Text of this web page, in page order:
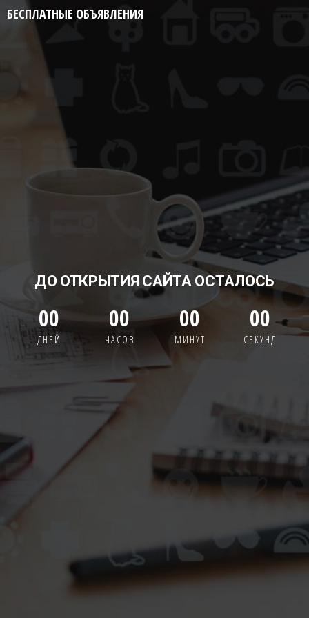
БЕСПЛАТНЫЕ ОБЪЯВЛЕНИЯ
ДО ОТКРЫТИЯ САЙТА ОСТАЛОСЬ
00
ДНЕЙ
00
ЧАСОВ
00
МИНУТ
00
СЕКУНД